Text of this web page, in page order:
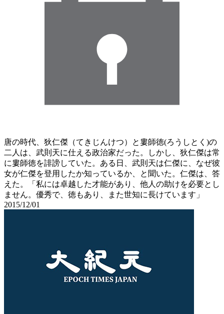
唐の時代、狄仁傑（てきじんけつ）と婁師徳(ろうしとく)の
二人は、武則天に仕える政治家だった。しかし、狄仁傑は常
に婁師徳を誹謗していた。ある日、武則天は仁傑に、なぜ彼
女が仁傑を登用したか知っているか、と聞いた。仁傑は、答
えた。「私には卓越した才能があり、他人の助けを必要とし
ません。優秀で、徳もあり、また世知に長けています」
2015/12/01